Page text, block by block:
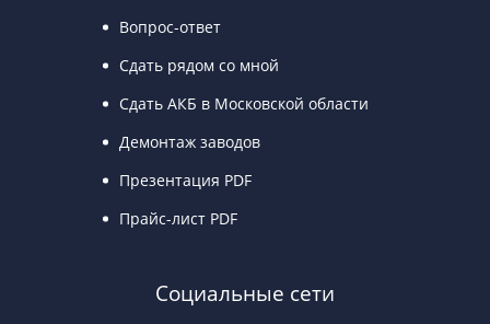
Вопрос-ответ
Сдать рядом со мной
Сдать АКБ в Московской области
Демонтаж заводов
Презентация PDF
Прайс-лист PDF
Социальные сети